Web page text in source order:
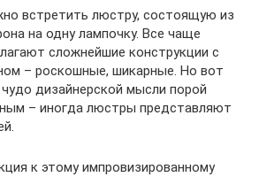
встретить люстру, состоящую из
на одну лампочку. Все чаще
сложнейшие конструкции с
– роскошные, шикарные. Но вот
дизайнерской мысли порой
– иногда люстры представляют
к этому импровизированному